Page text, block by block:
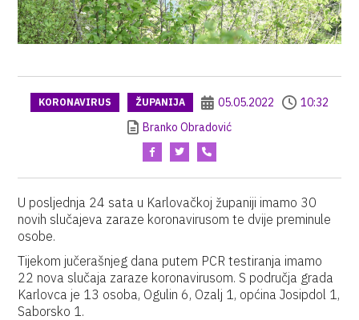
KORONAVIRUS ŽUPANIJA 05.05.2022
10:32
Branko Obradović
U posljednja 24 sata u Karlovačkoj županiji imamo 30
novih slučajeva zaraze koronavirusom te dvije preminule
osobe.
Tijekom jučerašnjeg dana putem PCR testiranja imamo
22 nova slučaja zaraze koronavirusom. S područja grada
Karlovca je 13 osoba, Ogulin 6, Ozalj 1, općina Josipdol 1,
Saborsko 1.